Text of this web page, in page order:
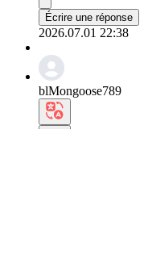
Écrire une réponse
2026.07.01 22:38
blMongoose789